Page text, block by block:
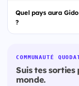
Quel pays aura
?
COMMUNAUTÉ
Suis tes
monde.